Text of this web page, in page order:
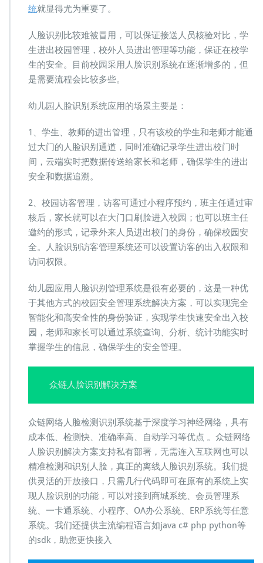
统就显得尤为重要了。
人脸识别比较难被冒用，可以保证接送人员核验对比，学
生进出校园管理，校外人员进出管理等功能，保证在校学
生的安全。目前校园采用人脸识别系统在逐渐增多的，但
是需要流程会比较多些。
幼儿园人脸识别系统应用的场景主要是：
1、学生、教师的进出管理，只有该校的学生和老师才能通
过大门的人脸识别通道，同时准确记录学生进出校门时
间，云端实时把数据传送给家长和老师，确保学生的进出
安全和数据追溯。
2、校园访客管理，访客可通过小程序预约，班主任通过审
核后，家长就可以在大门口刷脸进入校园；也可以班主任
邀约的形式，记录外来人员进出校门的身份，确保校园安
全。人脸识别访客管理系统还可以设置访客的出入权限和
访问权限。
幼儿园应用人脸识别管理系统是很有必要的，这是一种优
于其他方式的校园安全管理系统解决方案，可以实现完全
智能化和高安全性的身份验证，实现学生快速安全出入校
园，老师和家长可以通过系统查询、分析、统计功能实时
掌握学生的信息，确保学生的安全管理。
众链人脸识别解决方案
众链网络人脸检测识别系统基于深度学习神经网络，具有
成本低、检测快、准确率高、自动学习等优点 。众链网络
人脸识别解决方案支持私有部署，无需连入互联网也可以
精准检测和识别人脸，真正的离线人脸识别系统。我们提
供灵活的开放接口，只需几行代码即可在原有的系统上实
现人脸识别的功能，可以对接到商城系统、会员管理系
统、一卡通系统、小程序、OA办公系统、ERP系统等任意
系统。我们还提供主流编程语言如java c# php python等
的sdk，助您更快接入